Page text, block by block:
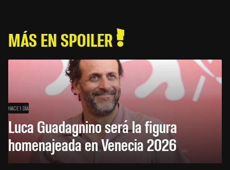
MÁS EN SPOILER
HACE 1 DÍA
Luca Guadagnino será la figura
homenajeada en Venecia 2026